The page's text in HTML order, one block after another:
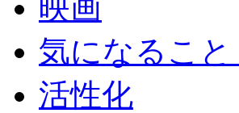
映画
気になること
活性化